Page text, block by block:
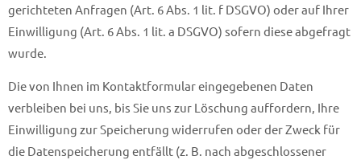
gerichteten Anfragen (Art. 6 Abs. 1 lit. f DSGVO) oder auf Ihrer
Einwilligung (Art. 6 Abs. 1 lit. a DSGVO) sofern diese abgefragt
wurde.
Die von Ihnen im Kontaktformular eingegebenen Daten
verbleiben bei uns, bis Sie uns zur Löschung auffordern, Ihre
Einwilligung zur Speicherung widerrufen oder der Zweck für
die Datenspeicherung entfällt (z. B. nach abgeschlossener